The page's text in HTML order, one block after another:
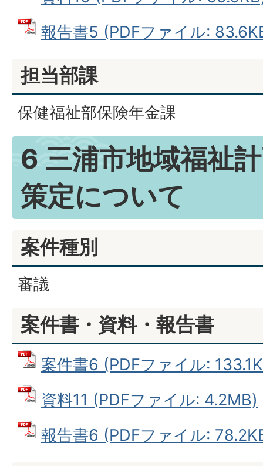
報告書5 (PDFファイル:
担当部課
保健福祉部保険年金課
6 三浦市地域福祉
策定について
案件種別
審議
案件書・資料・報告書
案件書6 (PDFファイル:
資料11 (PDFファイル: 4.2MB)
報告書6 (PDFファイル: